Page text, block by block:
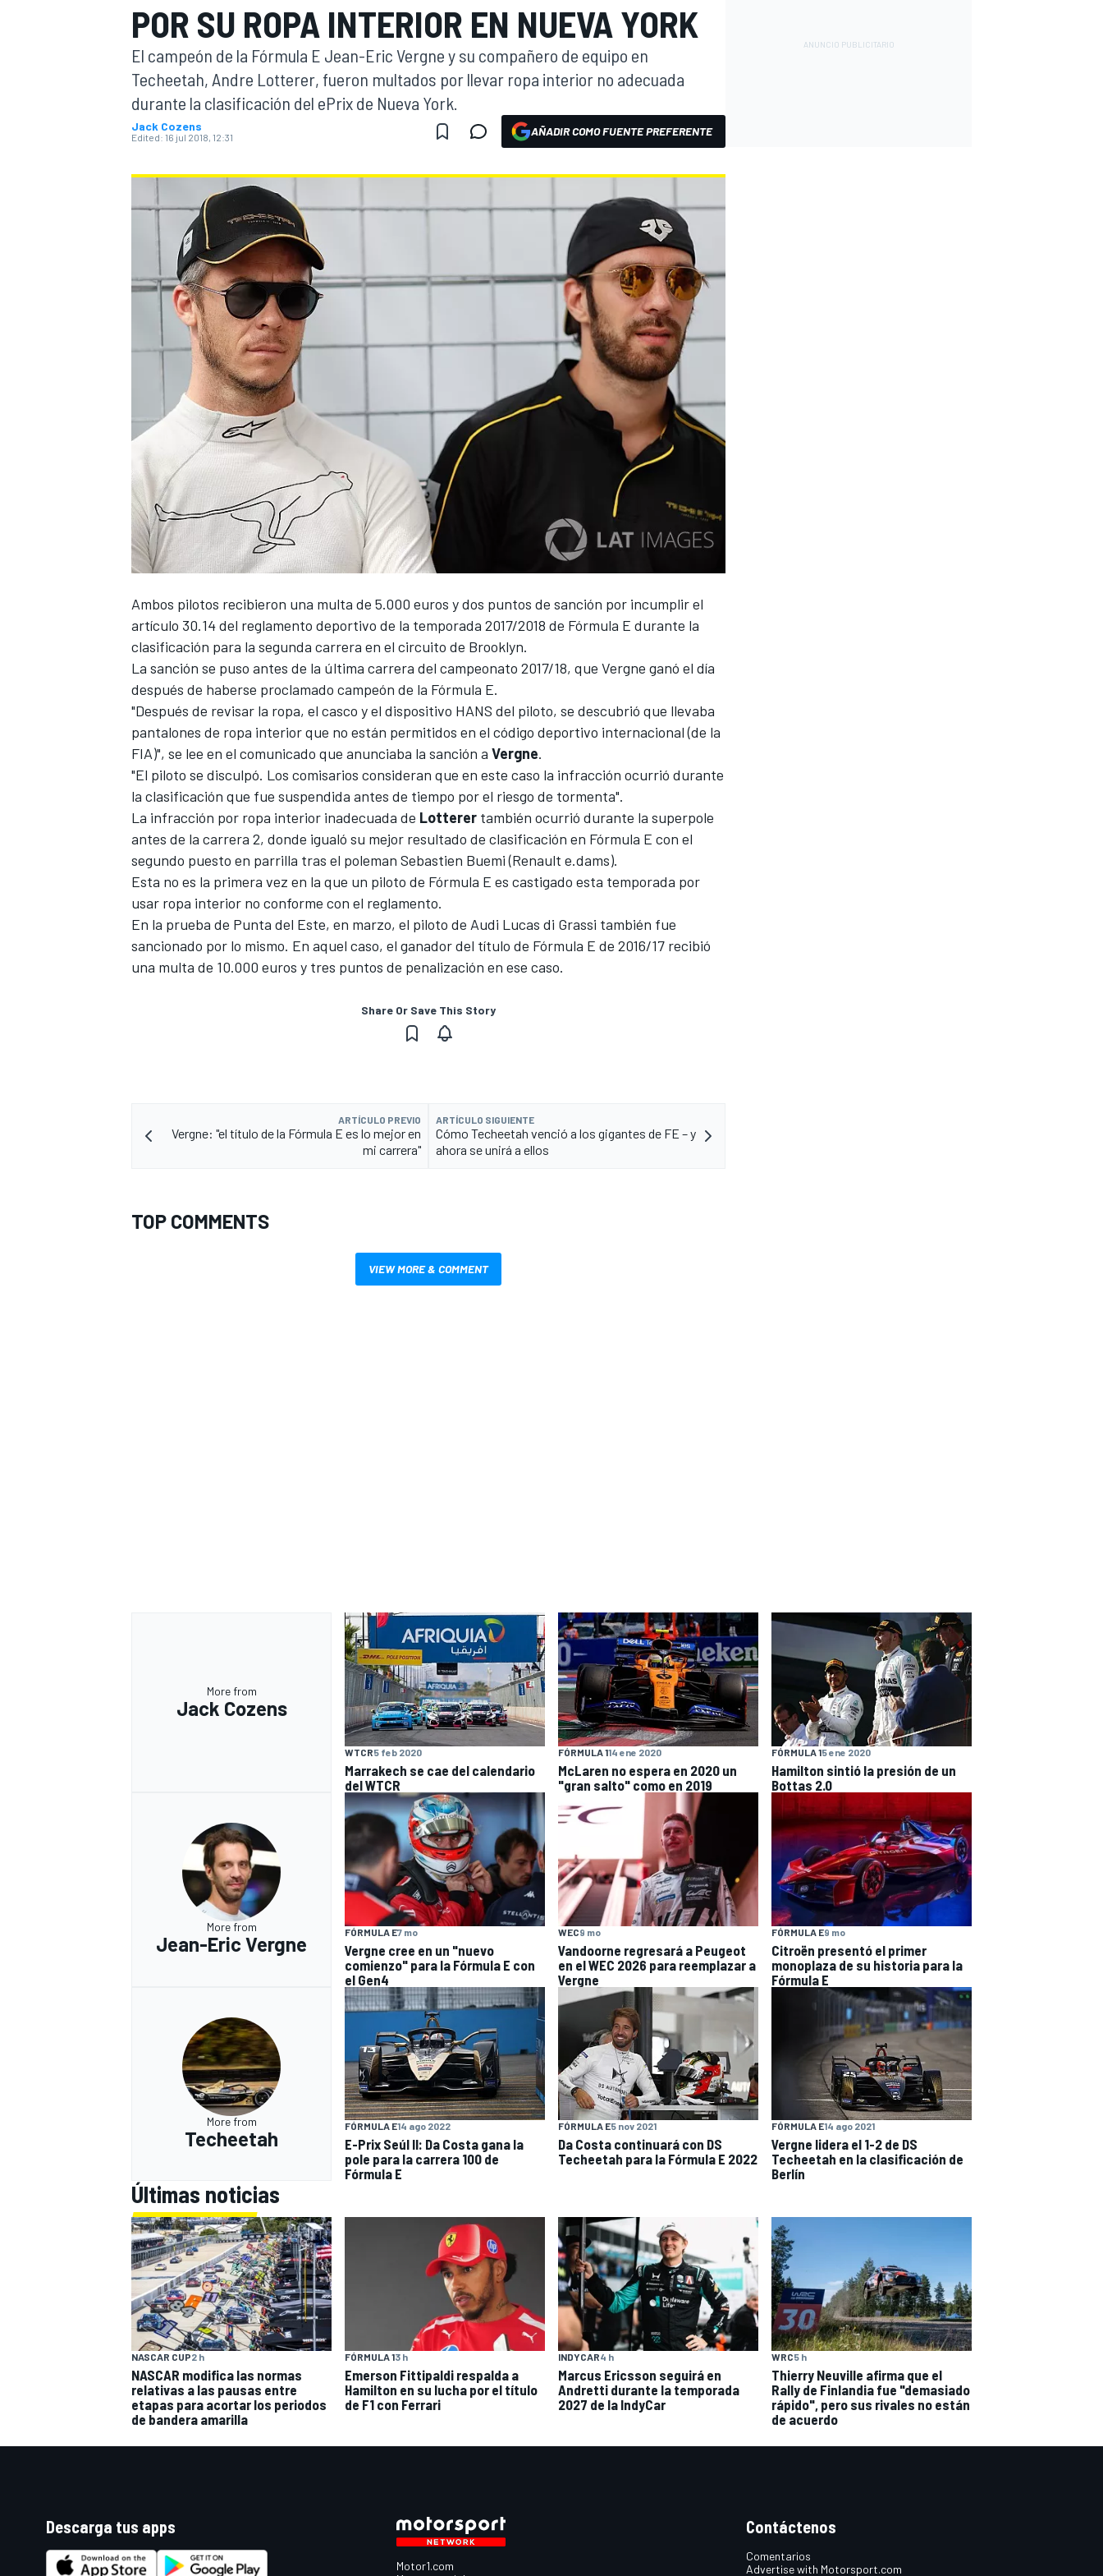
FÓRMULA E MOTO
NASCARINDYCARSPORTSCARRALLYTURISMO
POR SU ROPA INTERIOR EN NUEVA YORK
El campeón de la Fórmula E Jean-Eric Vergne y su compañero de equipo en
Techeetah, Andre Lotterer, fueron multados por llevar ropa interior no adecuada
durante la clasificación del ePrix de Nueva York.
Jack Cozens
Edited: 16 jul 2018, 12:31 AÑADIR COMO FUENTE PREFERENTE
Ambos pilotos recibieron una multa de 5.000 euros y dos puntos de sanción por incumplir el
artículo 30.14 del reglamento deportivo de la temporada 2017/2018 de Fórmula E durante la
clasificación para la segunda carrera en el circuito de Brooklyn.
La sanción se puso antes de la última carrera del campeonato 2017/18, que Vergne ganó el día
después de haberse proclamado campeón de la Fórmula E.
"Después de revisar la ropa, el casco y el dispositivo HANS del piloto, se descubrió que llevaba
pantalones de ropa interior que no están permitidos en el código deportivo internacional (de la
FIA)", se lee en el comunicado que anunciaba la sanción a Vergne.
"El piloto se disculpó. Los comisarios consideran que en este caso la infracción ocurrió durante
la clasificación que fue suspendida antes de tiempo por el riesgo de tormenta".
La infracción por ropa interior inadecuada de Lotterer también ocurrió durante la superpole
antes de la carrera 2, donde igualó su mejor resultado de clasificación en Fórmula E con el
segundo puesto en parrilla tras el poleman Sebastien Buemi (Renault e.dams).
Esta no es la primera vez en la que un piloto de Fórmula E es castigado esta temporada por
usar ropa interior no conforme con el reglamento.
En la prueba de Punta del Este, en marzo, el piloto de Audi Lucas di Grassi también fue
sancionado por lo mismo. En aquel caso, el ganador del título de Fórmula E de 2016/17 recibió
una multa de 10.000 euros y tres puntos de penalización en ese caso.
Share Or Save This Story
ARTÍCULO PREVIO
Vergne: "el título de la Fórmula E es lo mejor en
mi carrera"
ARTÍCULO SIGUIENTE
Cómo Techeetah venció a los gigantes de FE – y
ahora se unirá a ellos
TOP COMMENTS
VIEW MORE & COMMENT
More from
Jack Cozens
WTCR5 feb 2020
Marrakech se cae del calendario
del WTCR
FÓRMULA 114 ene 2020
McLaren no espera en 2020 un
"gran salto" como en 2019
FÓRMULA 15 ene 2020
Hamilton sintió la presión de un
Bottas 2.0
More from
Jean-Eric Vergne
FÓRMULA E7 mo
Vergne cree en un "nuevo
comienzo" para la Fórmula E con
el Gen4
WEC9 mo
Vandoorne regresará a Peugeot
en el WEC 2026 para reemplazar a
Vergne
FÓRMULA E9 mo
Citroën presentó el primer
monoplaza de su historia para la
Fórmula E
More from
Techeetah
FÓRMULA E14 ago 2022
E-Prix Seúl II: Da Costa gana la
pole para la carrera 100 de
Fórmula E
FÓRMULA E5 nov 2021
Da Costa continuará con DS
Techeetah para la Fórmula E 2022
FÓRMULA E14 ago 2021
Vergne lidera el 1-2 de DS
Techeetah en la clasificación de
Berlín
Últimas noticias
NASCAR CUP2 h
NASCAR modifica las normas
relativas a las pausas entre
etapas para acortar los periodos
de bandera amarilla
FÓRMULA 13 h
Emerson Fittipaldi respalda a
Hamilton en su lucha por el título
de F1 con Ferrari
INDYCAR4 h
Marcus Ericsson seguirá en
Andretti durante la temporada
2027 de la IndyCar
WRC5 h
Thierry Neuville afirma que el
Rally de Finlandia fue "demasiado
rápido", pero sus rivales no están
de acuerdo
Descarga tus apps
Motor1.com
Contáctenos
Comentarios
Advertise with Motorsport.com